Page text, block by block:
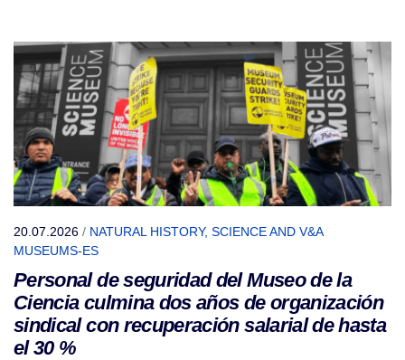
20.07.2026 / NATURAL HISTORY, SCIENCE AND V&A
MUSEUMS-ES
Personal de seguridad del Museo de la
Ciencia culmina dos años de organización
sindical con recuperación salarial de hasta
el 30 %